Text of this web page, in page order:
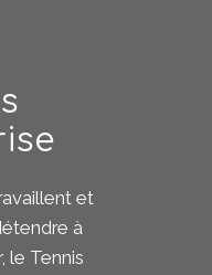
et
à
le Tennis